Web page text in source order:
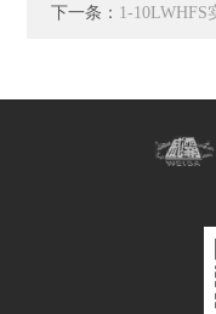
下一条： 1-10LWHFS